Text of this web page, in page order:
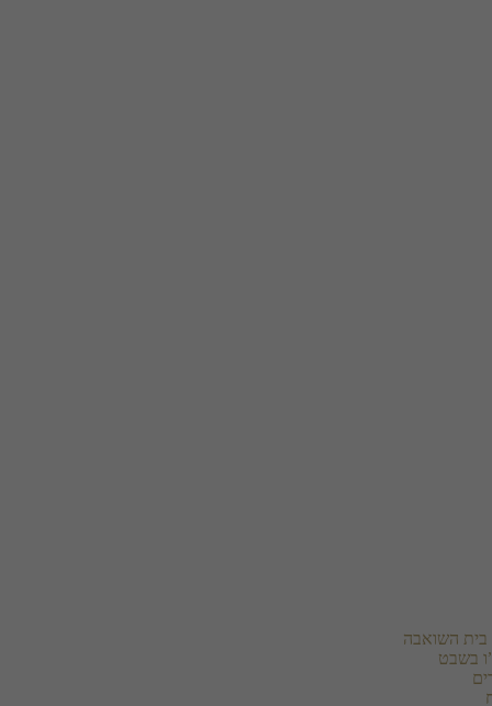
השואבה
בשבט